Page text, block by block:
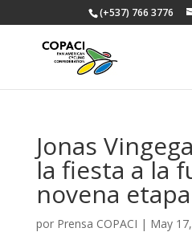
(+537) 766 3776
Jonas
la fiesta a la
novena
por Prensa COPACI | May